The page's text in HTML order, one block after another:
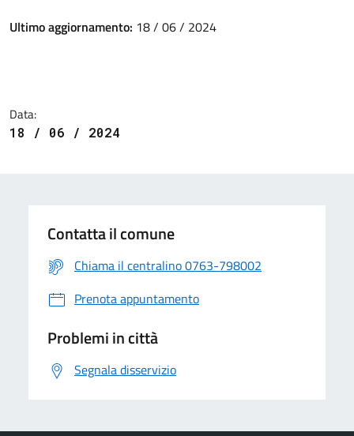
Ultimo aggiornamento: 18 / 06 / 2024
Data:
18 / 06 / 2024
Contatta il comune
Chiama il centralino 0763-798002
Prenota appuntamento
Problemi in città
Segnala disservizio